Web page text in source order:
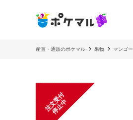
産直・通販のポケマル 果物 マンゴー
注
文
受
付
停
止
中